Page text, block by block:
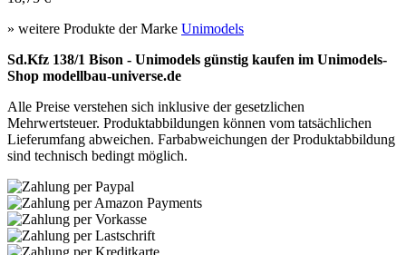
» weitere Produkte der Marke Unimodels
Sd.Kfz 138/1 Bison - Unimodels günstig kaufen im Unimodels-
Shop modellbau-universe.de
Alle Preise verstehen sich inklusive der gesetzlichen
Mehrwertsteuer. Produktabbildungen können vom tatsächlichen
Lieferumfang abweichen. Farbabweichungen der Produktabbildung
sind technisch bedingt möglich.